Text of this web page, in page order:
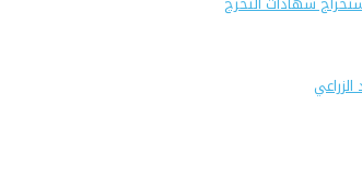
الزراعي